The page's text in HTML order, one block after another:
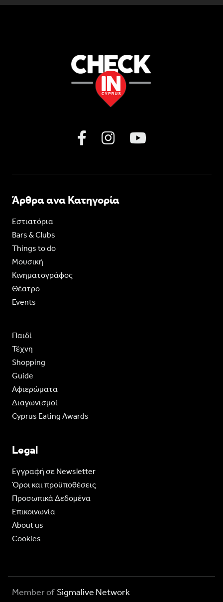
Άρθρα ανα Κατηγορία
Εστιατόρια
Bars & Clubs
Things to do
Moυσική
Κινηματογράφος
Θέατρο
Events
Παιδί
Τέχνη
Shopping
Guide
Aφιερώματα
Διαγωνισμοί
Cyprus Eating Awards
Legal
Eγγραφή σε Newsletter
Όροι και προϋποθέσεις
Προσωπικά Δεδομένα
Επικοινωνία
About us
Cookies
Member of Sigmalive Network